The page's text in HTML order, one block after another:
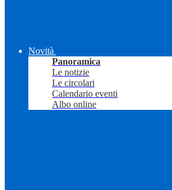
Novità
Panoramica
Le notizie
Le circolari
Calendario eventi
Albo online